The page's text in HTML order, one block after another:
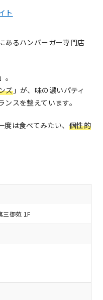
ト
あるハンバーガー専門店
。
ズ」が、味の濃いパティ
スを整えています。
は食べてみたい、 個性的
三御苑 1F